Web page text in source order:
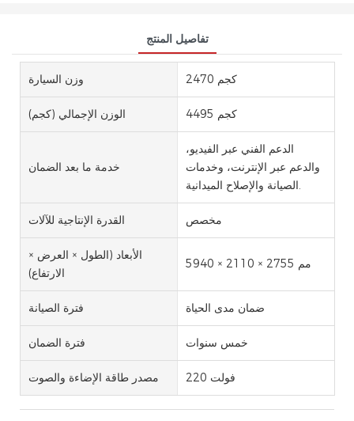
تفاصيل المنتج
وزن السيارة 2470 كجم
الوزن الإجمالي (كجم) 4495 كجم
خدمة ما بعد الضمان
الدعم الفني عبر الفيديو،
والدعم عبر الإنترنت، وخدمات
الصيانة والإصلاح الميدانية.
القدرة الإنتاجية للآلات مخصص
الأبعاد (الطول × العرض ×
الارتفاع)
5940 × 2110 × 2755 مم
فترة الصيانة ضمان مدى الحياة
فترة الضمان خمس سنوات
مصدر طاقة الإضاءة والصوت 220 فولت